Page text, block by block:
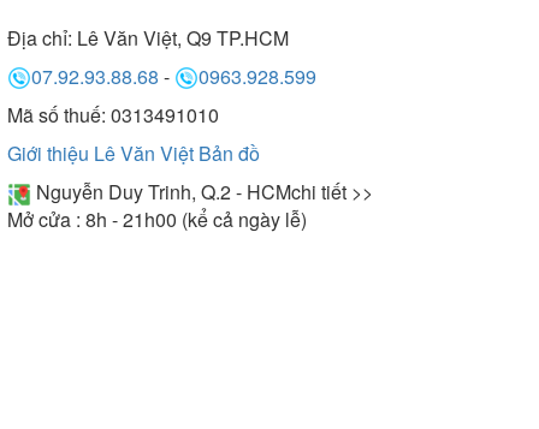
Địa chỉ: Lê Văn Việt, Q9 TP.HCM
07.92.93.88.68 -
0963.928.599
Mã số thuế: 0313491010
Giới thiệu Lê Văn Việt Bản đồ
Nguyễn Duy Trinh, Q.2 - HCMchi tiết >>
Mở cửa : 8h - 21h00 (kể cả ngày lễ)